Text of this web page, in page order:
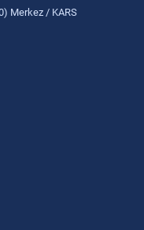
Merkez / KARS